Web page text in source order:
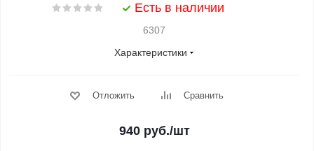
Есть в наличии
6307
Характеристики
Отложить Сравнить
940 руб./шт